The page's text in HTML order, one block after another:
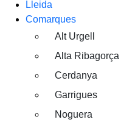
Lleida
Comarques
Alt Urgell
Alta Ribagorça
Cerdanya
Garrigues
Noguera